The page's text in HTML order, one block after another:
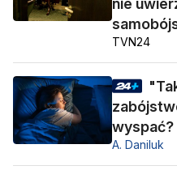
TVN24
wyspać?
A. Daniluk